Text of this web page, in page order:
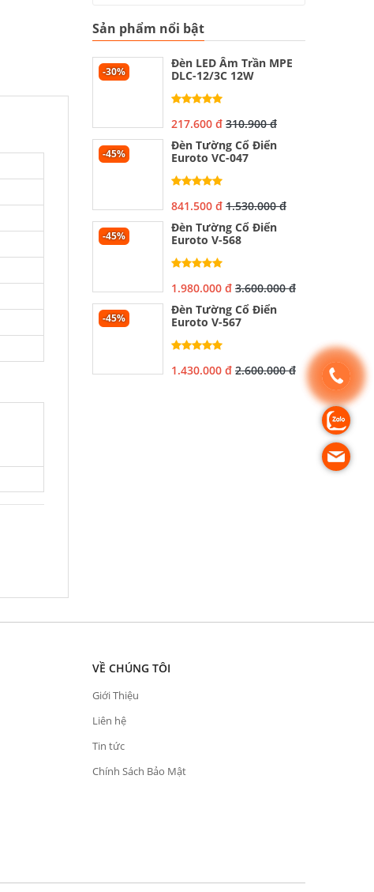
Sản phẩm nổi bật
-30%
Đèn LED Âm Trần MPE
DLC-12/3C 12W
217.600 đ 310.900 đ
-45%
Đèn Tường Cổ Điển
Euroto VC-047
841.500 đ 1.530.000 đ
-45%
Đèn Tường Cổ Điển
Euroto V-568
1.980.000 đ 3.600.000 đ
-45%
Đèn Tường Cổ Điển
Euroto V-567
1.430.000 đ 2.600.000 đ
VỀ CHÚNG TÔI
Giới Thiệu
Liên hệ
Tin tức
Chính Sách Bảo Mật